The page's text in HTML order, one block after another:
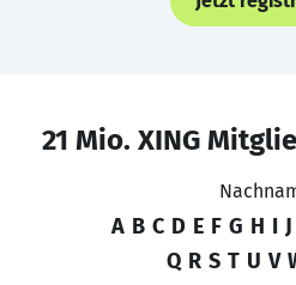
21 Mio. XING
A B C D E F G H I J
Q R S T U V